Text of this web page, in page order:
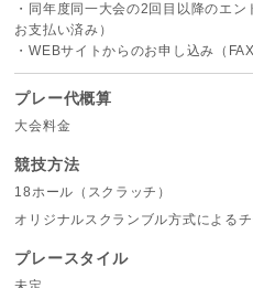
・同年度同一大会の2回目以降のエ
お支払い済み）
・WEBサイトからのお申し込み（
プレー代概算
大会料金
競技方法
18ホール（スクラッチ）
オリジナルスクランブル方式による
プレースタイル